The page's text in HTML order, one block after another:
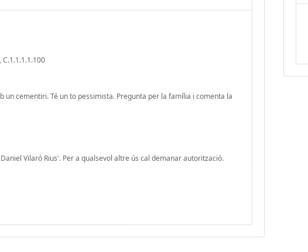
cementiri. Té un to pessimista. Pregunta per la família i comenta la
Vilaró Rius'. Per a qualsevol altre ús cal demanar autorització.